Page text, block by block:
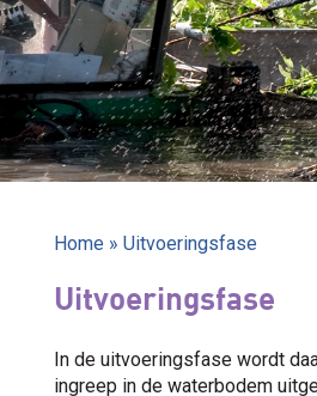
Home » Uitvoeringsfase
Uitvoeringsfase
In de uitvoeringsfase wordt
ingreep in de waterbodem